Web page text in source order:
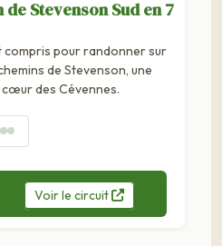
Stevenson Sud en 7
pour randonner sur
de Stevenson, une
des Cévennes.
Voirle circuit